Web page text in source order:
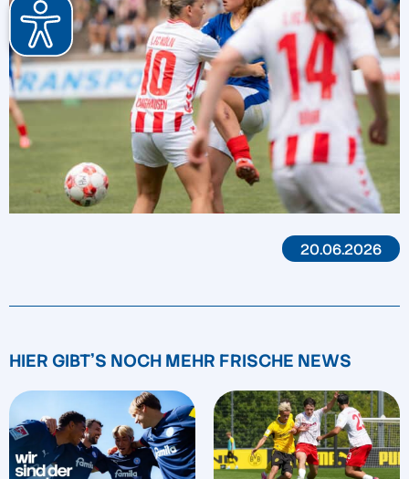
20.06.2026
HIER GIBT'S NOCH MEHR FRISCHE NEWS